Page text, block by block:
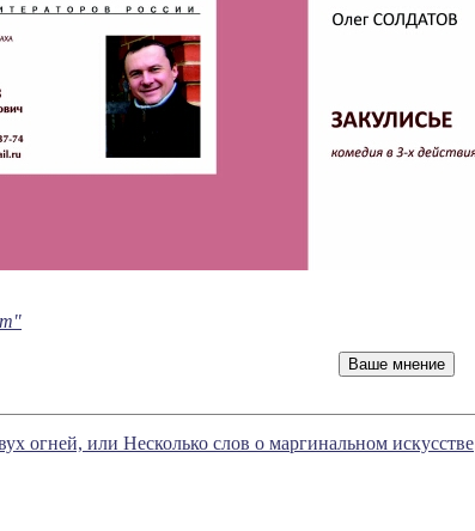
огней, или Несколько слов о маргинальном искусстве